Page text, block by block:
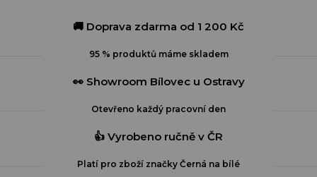
🚚 Doprava zdarma od 1 200 Kč
95 % produktů máme skladem
👀 Showroom Bílovec u Ostravy
Otevřeno každý pracovní den
👍 Vyrobeno ručně v ČR
Platí pro zboží značky Černá na bílé